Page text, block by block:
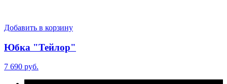
Добавить в корзину
Юбка "Тейлор"
7 690 руб.